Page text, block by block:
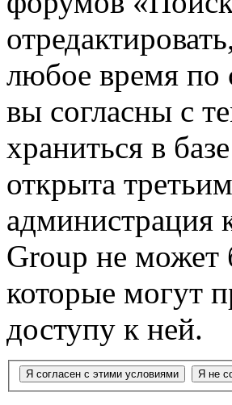
любое время по
вы согласны с
храниться в
открыта
администрация
Group не может
которые могут
доступу к ней.